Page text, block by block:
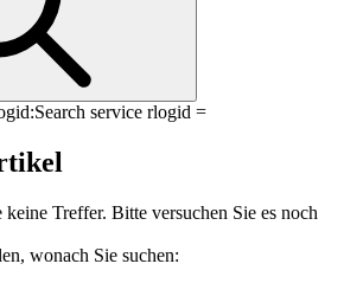
Search service rlogid =
Treffer. Bitte versuchen Sie es noch
wonach Sie suchen: